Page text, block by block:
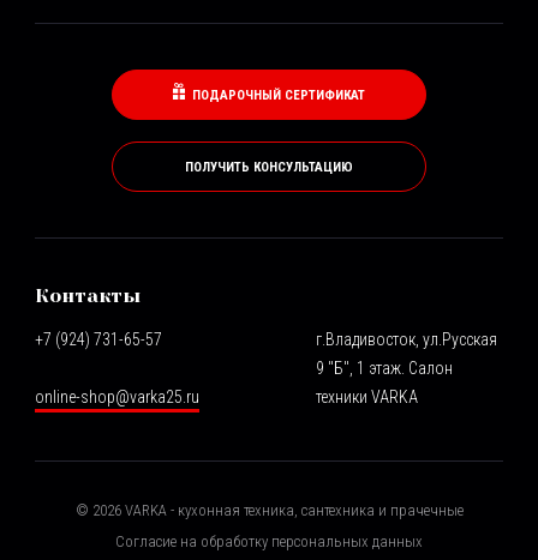
ПОДАРОЧНЫЙ СЕРТИФИКАТ
ПОЛУЧИТЬ КОНСУЛЬТАЦИЮ
Контакты
+7 (924) 731-65-57
online-shop@varka25.ru
г.Владивосток, ул.Русская
9 "Б", 1 этаж. Салон
техники VARKA
© 2026VARKA - кухонная техника, сантехника и прачечные
Согласие на обработку персональных данных